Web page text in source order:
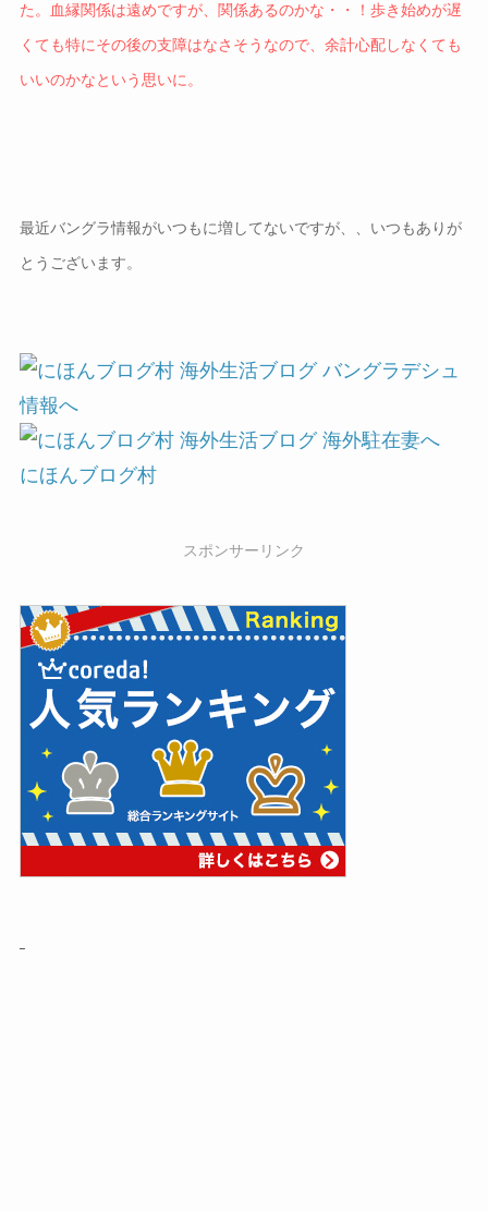
た。血縁関係は遠めですが、関係あるのかな・・！歩き始めが遅
くても特にその後の支障はなさそうなので、余計心配しなくても
いいのかなという思いに。
最近バングラ情報がいつもに増してないですが、、いつもありが
とうございます。
にほんブログ村
スポンサーリンク